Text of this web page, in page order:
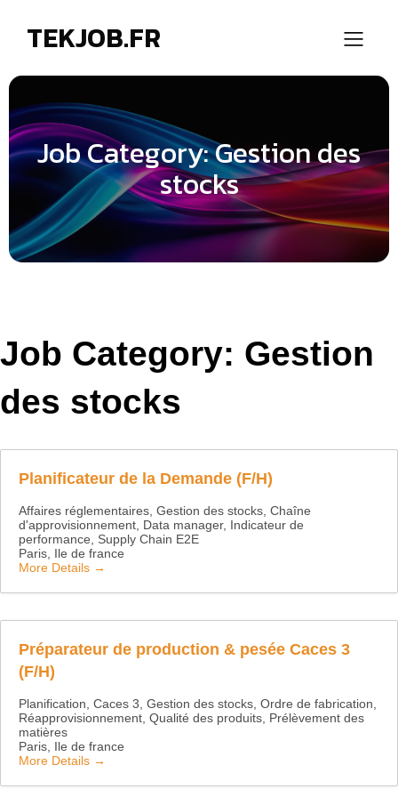
TEKJOB.FR
Job Category: Gestion des
stocks
Job Category: Gestion
des stocks
Planificateur de la Demande (F/H)
Affaires réglementaires Gestion des stocks Chaîne
d'approvisionnement Data manager Indicateur de
performance
Supply Chain E2E
Paris Ile de france
More Details
Préparateur de production & pesée Caces 3
(F/H)
Planification Caces 3 Gestion des stocks Ordre de fabrication
Réapprovisionnement Qualité des produits Prélèvement des
matières
Paris Ile de france
More Details